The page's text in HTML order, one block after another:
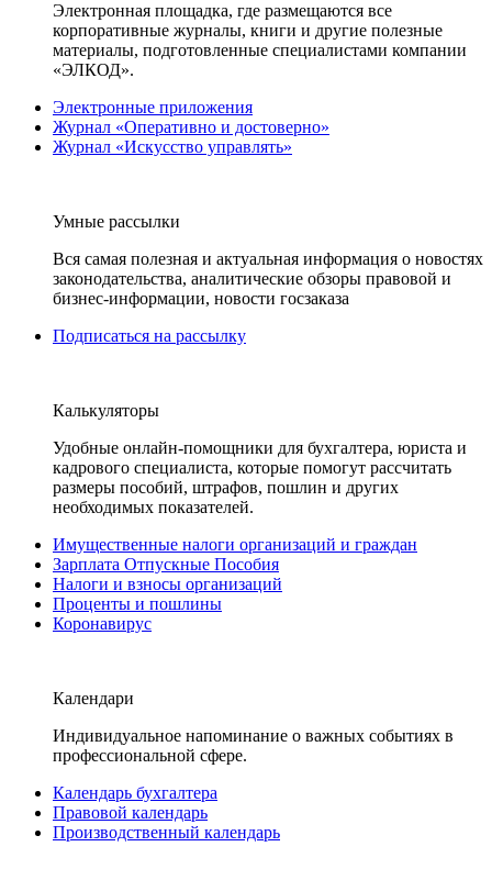
Электронная площадка, где размещаются все
корпоративные журналы, книги и другие полезные
материалы, подготовленные специалистами компании
«ЭЛКОД».
Электронные приложения
Журнал «Оперативно и достоверно»
Журнал «Искусство управлять»
Умные рассылки
Вся самая полезная и актуальная информация о новостях
законодательства, аналитические обзоры правовой и
бизнес-информации, новости госзаказа
Подписаться на рассылку
Калькуляторы
Удобные онлайн-помощники для бухгалтера, юриста и
кадрового специалиста, которые помогут рассчитать
размеры пособий, штрафов, пошлин и других
необходимых показателей.
Имущественные налоги организаций и граждан
Зарплата Отпускные Пособия
Налоги и взносы организаций
Проценты и пошлины
Коронавирус
Календари
Индивидуальное напоминание о важных событиях в
профессиональной сфере.
Календарь бухгалтера
Правовой календарь
Производственный календарь